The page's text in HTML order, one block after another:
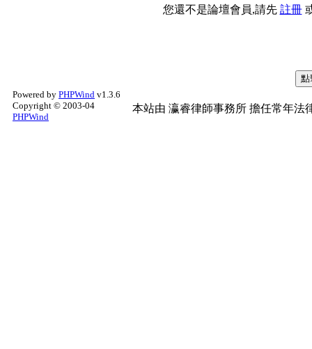
您還不是論壇會員,請先 註冊
Powered by PHPWind v1.3.6
Copyright © 2003-04
PHPWind
本站由 瀛睿律師事務所 擔任常年法